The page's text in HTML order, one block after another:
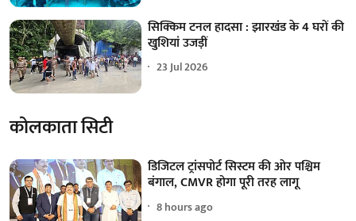
सिक्किम टनल हादसा : झारखंड के 4 घरों की
खुशियां उजड़ीं
23 Jul 2026
कोलकाता सिटी
डिजिटल ट्रांसपोर्ट सिस्टम की ओर पश्चिम
बंगाल, CMVR होगा पूरी तरह लागू
8 hours ago